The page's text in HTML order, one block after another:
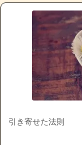
引き寄せた法則